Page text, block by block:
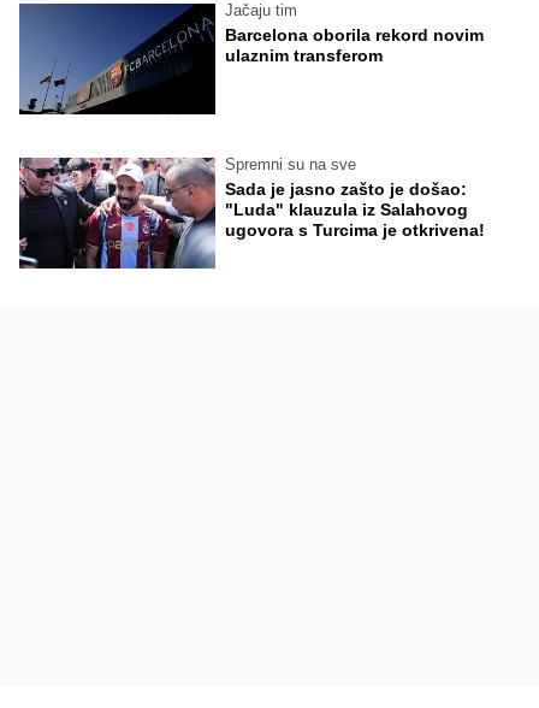
Jačaju tim
Barcelona oborila rekord novim
ulaznim transferom
Spremni su na sve
Sada je jasno zašto je došao:
"Luda" klauzula iz Salahovog
ugovora s Turcima je otkrivena!